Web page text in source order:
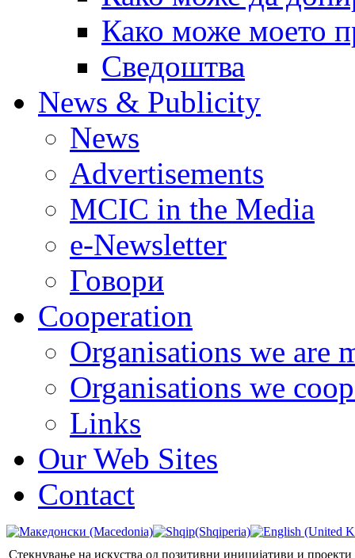
Како може моето
Сведоштва
News & Publicity
News
Advertisements
MCIC in the Media
e-Newsletter
Говори
Cooperation
Organisations we are
Organisations we
Links
Our Web Sites
Contact
Стекнување на искуства од позитивни иницијативи и